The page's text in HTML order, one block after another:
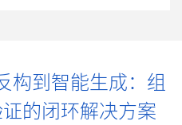
构到智能生成：组
的闭环解决方案